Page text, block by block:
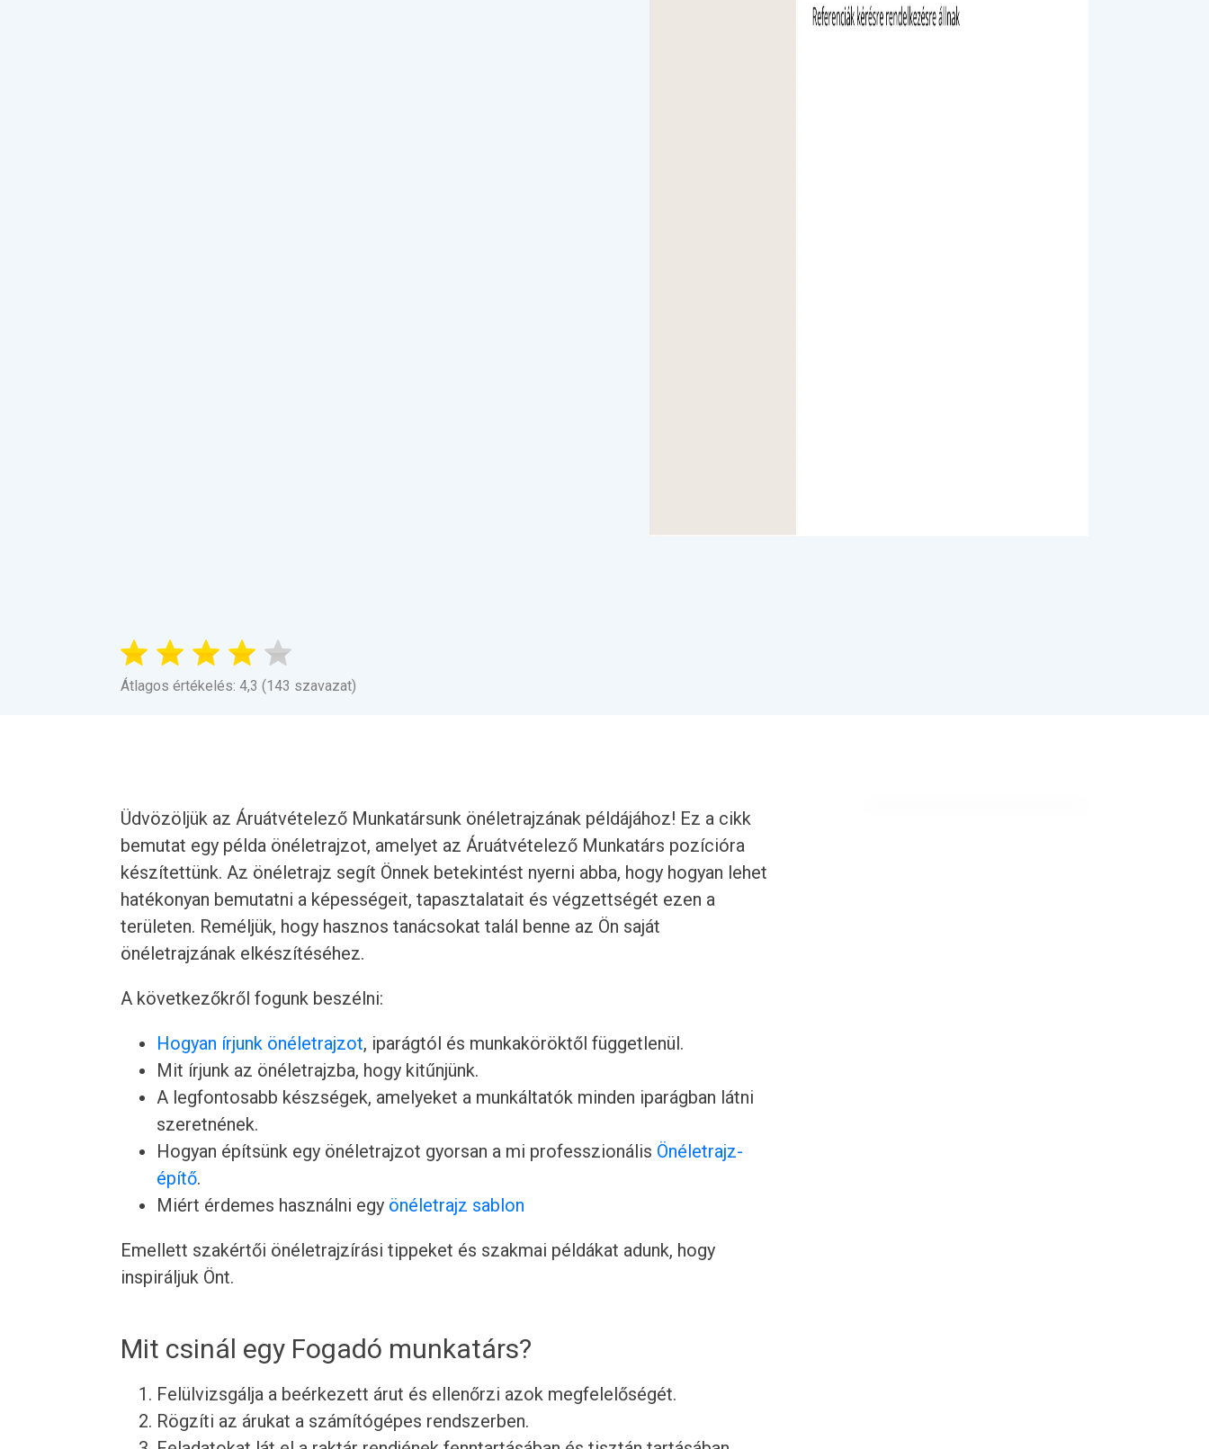
Átlagos értékelés: 4,3 (143 szavazat)
Üdvözöljük az Áruátvételező Munkatársunk önéletrajzának példájához! Ez a cikk
bemutat egy példa önéletrajzot, amelyet az Áruátvételező Munkatárs pozícióra
készítettünk. Az önéletrajz segít Önnek betekintést nyerni abba, hogy hogyan lehet
hatékonyan bemutatni a képességeit, tapasztalatait és végzettségét ezen a
területen. Reméljük, hogy hasznos tanácsokat talál benne az Ön saját
önéletrajzának elkészítéséhez.
A következőkről fogunk beszélni:
Hogyan írjunk önéletrajzot, iparágtól és munkaköröktől függetlenül.
Mit írjunk az önéletrajzba, hogy kitűnjünk.
A legfontosabb készségek, amelyeket a munkáltatók minden iparágban látni
szeretnének.
Hogyan építsünk egy önéletrajzot gyorsan a mi professzionális Önéletrajz-
építő.
Miért érdemes használni egy önéletrajz sablon
Emellett szakértői önéletrajzírási tippeket és szakmai példákat adunk, hogy
inspiráljuk Önt.
Mit csinál egy Fogadó munkatárs?
Felülvizsgálja a beérkezett árut és ellenőrzi azok megfelelőségét.
Rögzíti az árukat a számítógépes rendszerben.